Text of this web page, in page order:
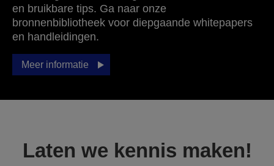
en bruikbare tips. Ga naar onze
bronnenbibliotheek voor diepgaande whitepapers
en handleidingen.
Meer informatie
Laten we kennis maken!